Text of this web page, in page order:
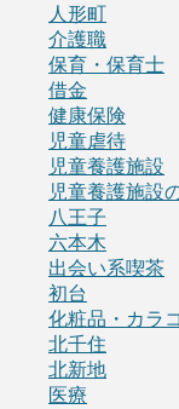
人形町
介護職
保育・保育士
借金
健康保険
児童虐待
児童養護施設
児童養護施設
八王子
六本木
出会い系喫茶
初台
化粧品・カラ
北千住
北新地
医療